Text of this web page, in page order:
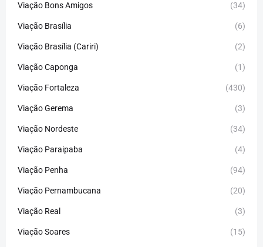
Viação Bons Amigos (34)
Viação Brasília (6)
Viação Brasília (Cariri) (2)
Viação Caponga (1)
Viação Fortaleza (430)
Viação Gerema (3)
Viação Nordeste (34)
Viação Paraipaba (4)
Viação Penha (94)
Viação Pernambucana (20)
Viação Real (3)
Viação Soares (15)